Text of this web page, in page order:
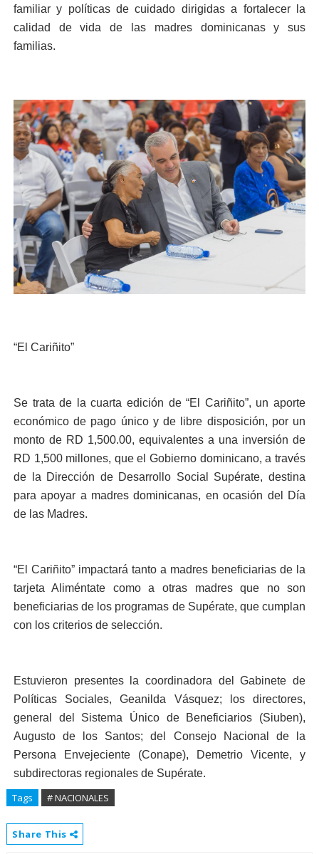
familiar y políticas de cuidado dirigidas a fortalecer la
calidad de vida de las madres dominicanas y sus
familias.
“El Cariñito”
Se trata de la cuarta edición de “El Cariñito”, un aporte
económico de pago único y de libre disposición, por un
monto de RD 1,500.00, equivalentes a una inversión de
RD 1,500 millones, que el Gobierno dominicano, a través
de la Dirección de Desarrollo Social Supérate, destina
para apoyar a madres dominicanas, en ocasión del Día
de las Madres.
“El Cariñito” impactará tanto a madres beneficiarias de la
tarjeta Aliméntate como a otras madres que no son
beneficiarias de los programas de Supérate, que cumplan
con los criterios de selección.
Estuvieron presentes la coordinadora del Gabinete de
Políticas Sociales, Geanilda Vásquez; los directores,
general del Sistema Único de Beneficiarios (Siuben),
Augusto de los Santos; del Consejo Nacional de la
Persona Envejeciente (Conape), Demetrio Vicente, y
subdirectoras regionales de Supérate.
Tags # NACIONALES
Share This